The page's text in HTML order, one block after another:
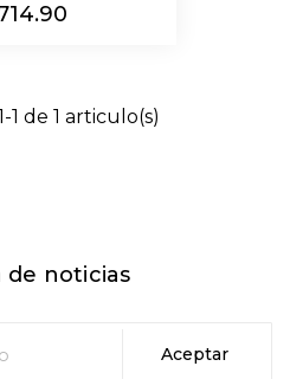
1 de 1 articulo(s)
de noticias